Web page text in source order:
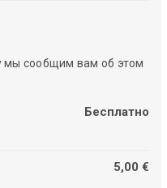
мы сообщим вам об этом
Бесплатно
5,00 €